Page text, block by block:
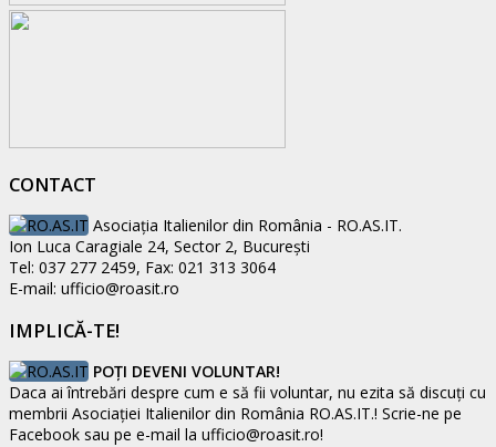
CONTACT
Asociaţia Italienilor din România - RO.AS.IT.
Ion Luca Caragiale 24, Sector 2, București
Tel: 037 277 2459, Fax: 021 313 3064
E-mail: ufficio@roasit.ro
IMPLICĂ-TE!
POȚI DEVENI VOLUNTAR!
Daca ai întrebări despre cum e să fii voluntar, nu ezita să discuți cu
membrii Asociației Italienilor din România RO.AS.IT.! Scrie-ne pe
Facebook sau pe e-mail la ufficio@roasit.ro!